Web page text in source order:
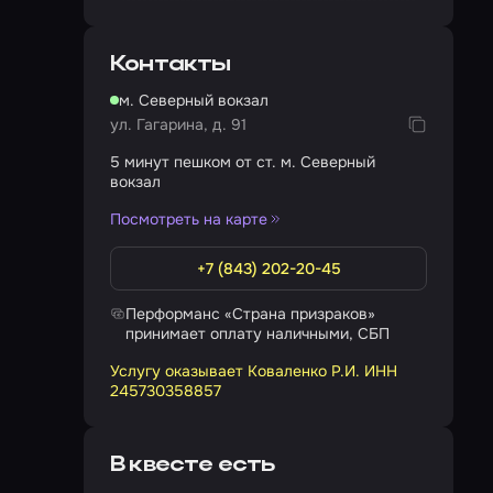
Контакты
м. Северный вокзал
ул. Гагарина, д. 91
5 минут пешком от ст. м. Северный
вокзал
Посмотреть на карте
+7 (843) 202-20-45
Перформанс «Страна призраков»
принимает оплату наличными, СБП
Услугу оказывает Коваленко Р.И. ИНН
245730358857
В квесте есть